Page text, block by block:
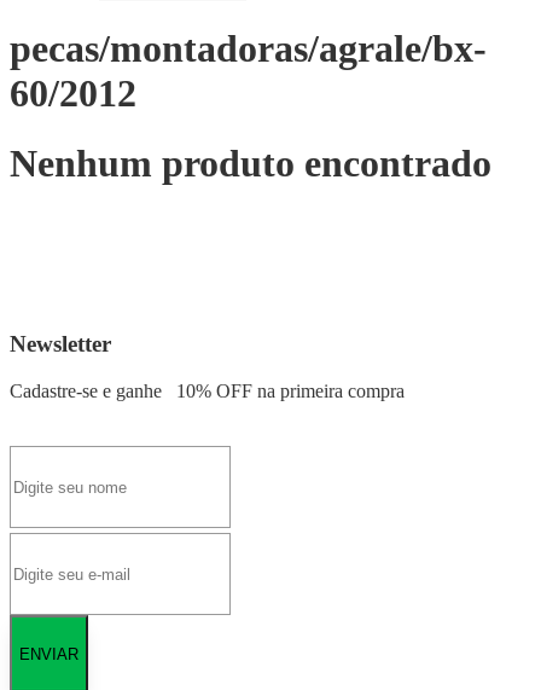
pecas/montadoras/agrale/bx-
60/2012
Nenhum produto encontrado
Newsletter
Cadastre-se e ganhe 10% OFF na primeira compra
ENVIAR